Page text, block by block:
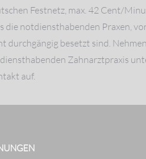
Festnetz, max. 42 Cent/
die notdiensthabenden Praxen,
durchgängig besetzt sind.
Zahnarztpraxis
auf.